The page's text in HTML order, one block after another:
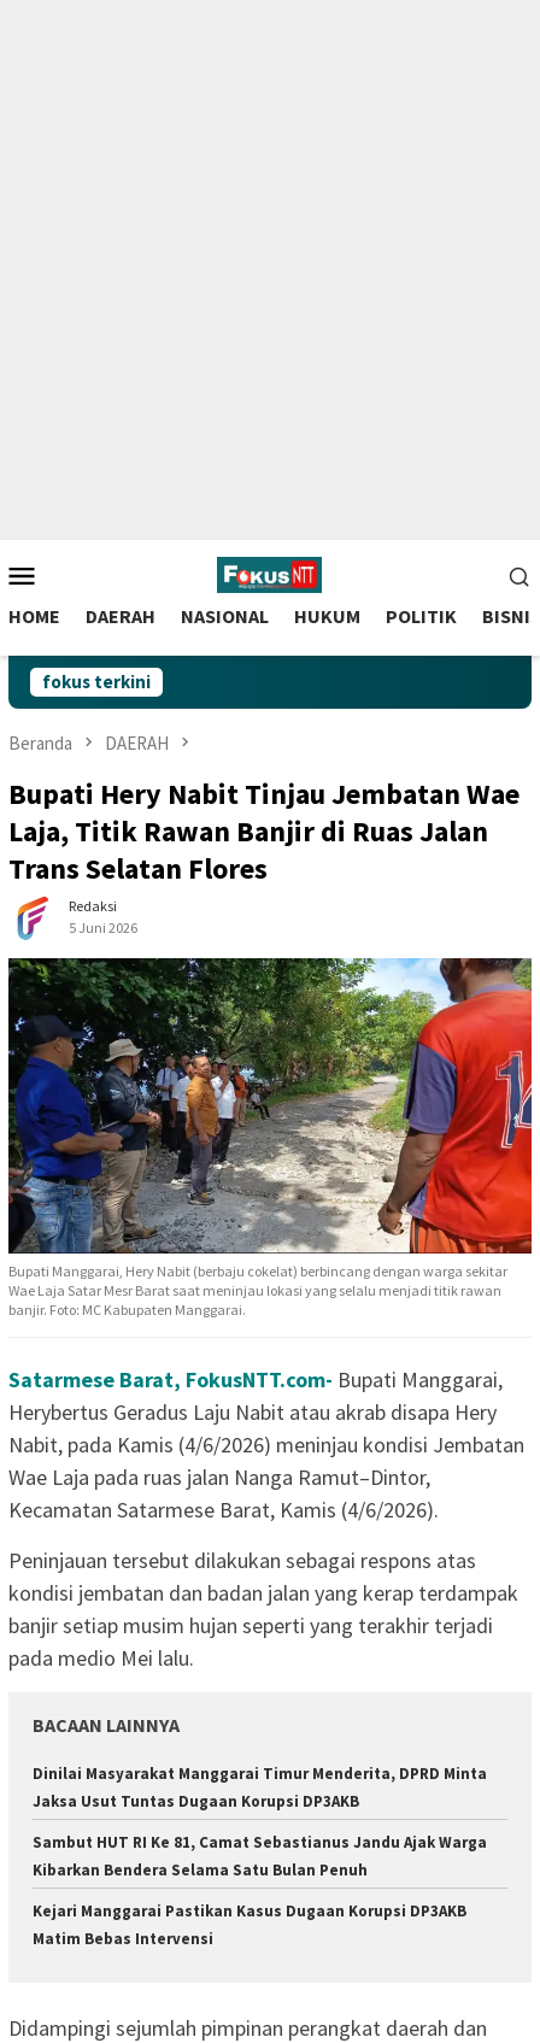
to
contentMobile
HOME DAERAH NASIONAL HUKUM POLITIK BISNIS
fokus terkini
Beranda DAERAH
Bupati Hery Nabit Tinjau Jembatan Wae
Laja, Titik Rawan Banjir di Ruas Jalan
Trans Selatan Flores
Redaksi
5 Juni 2026
Bupati Manggarai, Hery Nabit (berbaju cokelat) berbincang dengan warga sekitar
Wae Laja Satar Mesr Barat saat meninjau lokasi yang selalu menjadi titik rawan
banjir. Foto: MC Kabupaten Manggarai.
Satarmese Barat, FokusNTT.com- Bupati Manggarai,
Herybertus Geradus Laju Nabit atau akrab disapa Hery
Nabit, pada Kamis (4/6/2026) meninjau kondisi Jembatan
Wae Laja pada ruas jalan Nanga Ramut–Dintor,
Kecamatan Satarmese Barat, Kamis (4/6/2026).
Peninjauan tersebut dilakukan sebagai respons atas
kondisi jembatan dan badan jalan yang kerap terdampak
banjir setiap musim hujan seperti yang terakhir terjadi
pada medio Mei lalu.
BACAAN LAINNYA
Dinilai Masyarakat Manggarai Timur Menderita, DPRD Minta
Jaksa Usut Tuntas Dugaan Korupsi DP3AKB
Sambut HUT RI Ke 81, Camat Sebastianus Jandu Ajak Warga
Kibarkan Bendera Selama Satu Bulan Penuh
Kejari Manggarai Pastikan Kasus Dugaan Korupsi DP3AKB
Matim Bebas Intervensi
Didampingi sejumlah pimpinan perangkat daerah dan